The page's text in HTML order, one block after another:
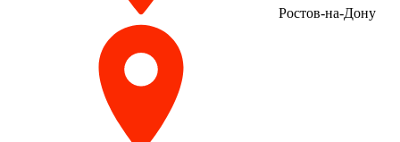
Ростов-на-Дону